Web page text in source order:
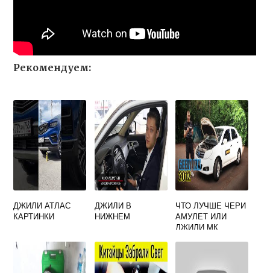
Рекомендуем:
ДЖИЛИ АТЛАС
КАРТИНКИ
ДЖИЛИ В
НИЖНЕМ
ЧТО ЛУЧШЕ ЧЕРИ
АМУЛЕТ ИЛИ
ДЖИЛИ МК